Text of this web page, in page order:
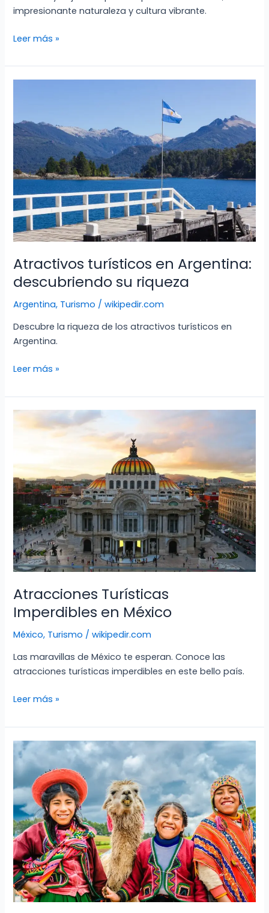
impresionante naturaleza y cultura vibrante.
Atractivos
de
Perú:
Encanto
Leer más »
Atractivos turísticos en Argentina:
descubriendo su riqueza
Argentina, Turismo /wikipedir.com
Descubre la riqueza de los atractivos turísticos en
Argentina.
Atractivos
en
Argentina:
descubriendo
Leer más »
Atracciones Turísticas
Imperdibles en México
México, Turismo /wikipedir.com
Las maravillas de México te esperan. Conoce las
atracciones turísticas imperdibles en este bello país.
Atracciones
Imperdibles
en
México
Leer más »